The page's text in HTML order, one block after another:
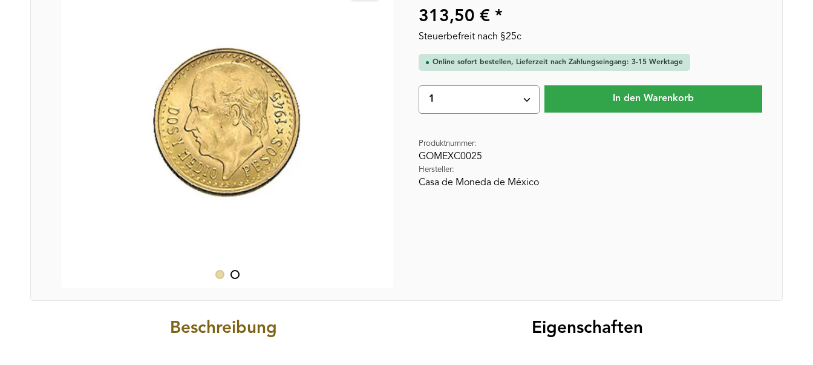
313,50 € *
Steuerbefreit nach §25c
Online sofort bestellen, Lieferzeit nach Zahlungseingang: 3-15 Werktage
Produkt Anzahl: Gib den gewünschten Wert ein oder
In den Warenkorb
Produktnummer:
GOMEXC0025
Hersteller:
Casa de Moneda de México
Beschreibung Eigenschaften